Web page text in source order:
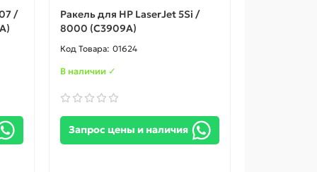
/
Ракель для HP LaserJet 5Si /
8000 (C3909A)
01624
В наличии ✓
Запрос цены и наличия